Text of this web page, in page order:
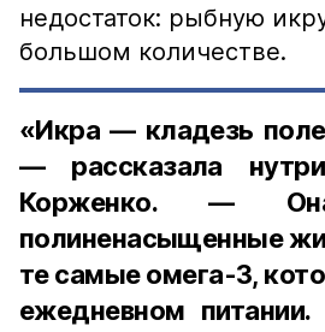
недостаток: рыбную
большом количестве.
«Икра — кладезь
— рассказала
Корженко. —
полиненасыщенные
те самые омега-3,
ежедневном